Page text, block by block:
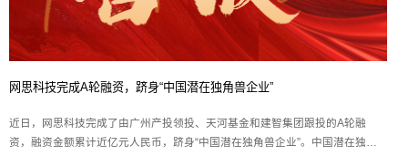
网思科技完成A轮融资，跻身“中国潜在独角兽企业”
近日，网思科技完成了由广州产投领投、天河基金和建智集团跟投的A轮融
资，融资金额累计近亿元人民币，跻身“中国潜在独角兽企业”。中国潜在独角